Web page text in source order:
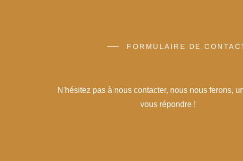
FORMULAIRE DE
N'hésitez pas à nous contacter, nous nous ferons,
vous répondre !